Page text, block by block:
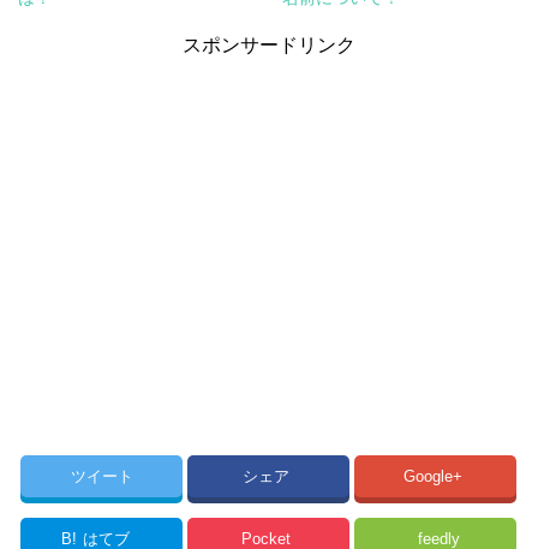
スポンサードリンク
ツイート シェア Google+
B! はてブ Pocket feedly